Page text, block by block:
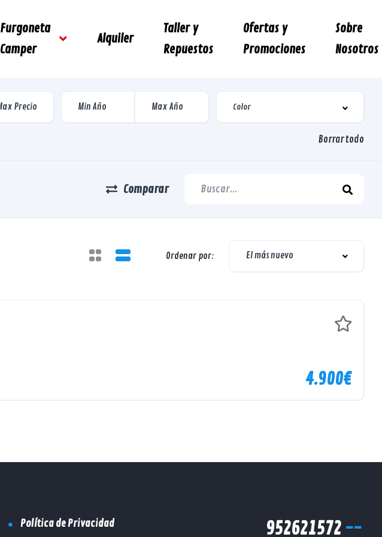
Furgoneta
Camper
Alquiler
Taller y
Repuestos
Ofertas y
Promociones
Sobre
Nosotros
Borrar todo
Comparar
Ordenar por: El más nuevo
4.900€
Política de Privacidad 952621572--